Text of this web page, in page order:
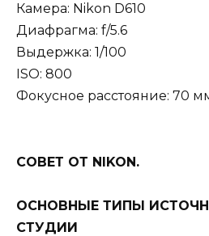
Камера: Nikon D610
Диафрагма: f/5.6
Выдержка: 1/100
ISO: 800
Фокусное расстояние: 70
СОВЕТ ОТ NIKON.
ОСНОВНЫЕ ТИПЫ
СТУДИИ